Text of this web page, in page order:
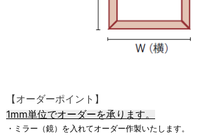
【オーダーポイント】
1mm単位でオーダーを承ります。
・ミラー（鏡）を入れてオーダー作製いたします。